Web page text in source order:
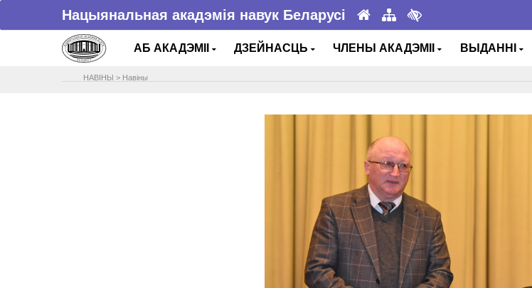
Нацыянальная акадэмія навук Беларусі
АБ АКАДЭМІІ ДЗЕЙНАСЦЬ ЧЛЕНЫ АКАДЭМІІ ВЫДАННІ
НАВIНЫ > Навіны